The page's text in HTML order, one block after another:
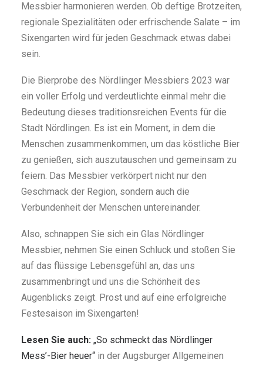
Messbier harmonieren werden. Ob deftige Brotzeiten,
regionale Spezialitäten oder erfrischende Salate – im
Sixengarten wird für jeden Geschmack etwas dabei
sein.
Die Bierprobe des Nördlinger Messbiers 2023 war
ein voller Erfolg und verdeutlichte einmal mehr die
Bedeutung dieses traditionsreichen Events für die
Stadt Nördlingen. Es ist ein Moment, in dem die
Menschen zusammenkommen, um das köstliche Bier
zu genießen, sich auszutauschen und gemeinsam zu
feiern. Das Messbier verkörpert nicht nur den
Geschmack der Region, sondern auch die
Verbundenheit der Menschen untereinander.
Also, schnappen Sie sich ein Glas Nördlinger
Messbier, nehmen Sie einen Schluck und stoßen Sie
auf das flüssige Lebensgefühl an, das uns
zusammenbringt und uns die Schönheit des
Augenblicks zeigt. Prost und auf eine erfolgreiche
Festesaison im Sixengarten!
Lesen Sie auch: „So schmeckt das Nördlinger
Mess’-Bier heuer“ in der Augsburger Allgemeinen